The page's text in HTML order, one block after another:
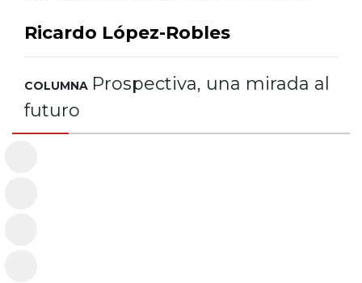
Ricardo López-Robles
COLUMNA Prospectiva, una mirada al
futuro